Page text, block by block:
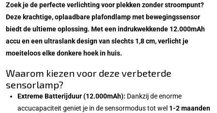
Zoek je de perfecte verlichting voor plekken zonder stroompunt?
Deze krachtige, oplaadbare plafondlamp met bewegingssensor
biedt de ultieme oplossing. Met een indrukwekkende 12.000mAh
accu en een ultraslank design van slechts 1,8 cm, verlicht je
moeiteloos elke donkere hoek in huis.
Waarom kiezen voor deze verbeterde
sensorlamp?
Extreme Batterijduur (12.000mAh): Dankzij de enorme
accucapaciteit geniet je in de sensormodus tot wel 1-2 maanden